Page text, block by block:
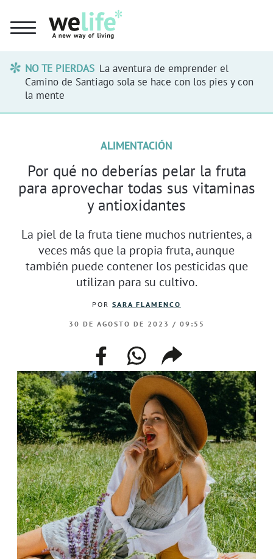
NO TE PIERDAS La aventura de emprender el
Camino de Santiago sola se hace con los pies y con
la mente
ALIMENTACIÓN
Por qué no deberías pelar la fruta
para aprovechar todas sus vitaminas
y antioxidantes
La piel de la fruta tiene muchos nutrientes, a
veces más que la propia fruta, aunque
también puede contener los pesticidas que
utilizan para su cultivo.
POR SARA FLAMENCO
30 DE AGOSTO DE 2023 / 09:55
facebookwhatsappcompartir
enlace